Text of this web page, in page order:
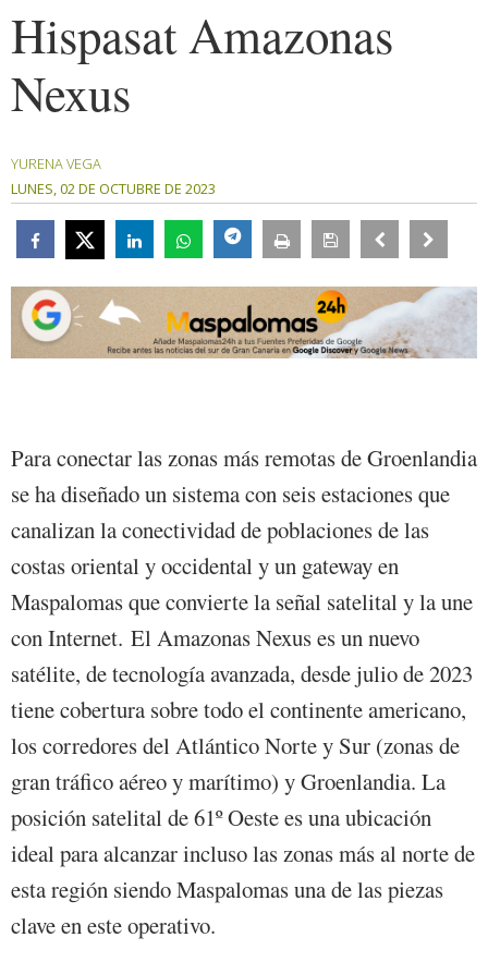
Hispasat Amazonas
Nexus
YURENA VEGA
LUNES, 02 DE OCTUBRE DE 2023
Para conectar las zonas más remotas de Groenlandia
se ha diseñado un sistema con seis estaciones que
canalizan la conectividad de poblaciones de las
costas oriental y occidental y un gateway en
Maspalomas que convierte la señal satelital y la une
con Internet. El Amazonas Nexus es un nuevo
satélite, de tecnología avanzada, desde julio de 2023
tiene cobertura sobre todo el continente americano,
los corredores del Atlántico Norte y Sur (zonas de
gran tráfico aéreo y marítimo) y Groenlandia. La
posición satelital de 61º Oeste es una ubicación
ideal para alcanzar incluso las zonas más al norte de
esta región siendo Maspalomas una de las piezas
clave en este operativo.